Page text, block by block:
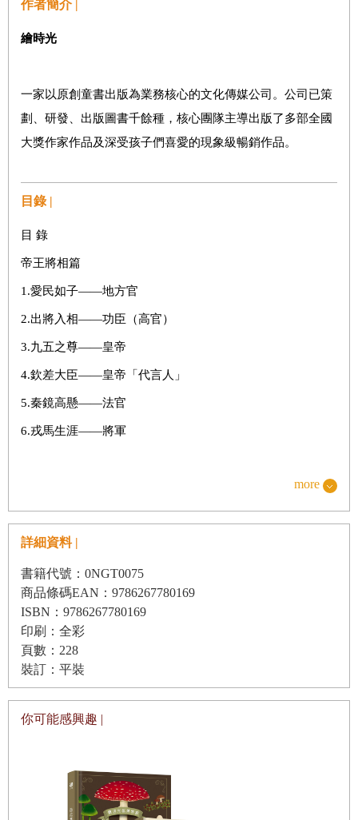
作者簡介 |
繪時光
一家以原創童書出版為業務核心的文化傳媒公司。公司已策
劃、研發、出版圖書千餘種，核心團隊主導出版了多部全國
大獎作家作品及深受孩子們喜愛的現象級暢銷作品。
目錄 |
目 錄
帝王將相篇
1.愛民如子——地方官
2.出將入相——功臣（高官）
3.九五之尊——皇帝
4.欽差大臣——皇帝「代言人」
5.秦鏡高懸——法官
6.戎馬生涯——將軍
7.刀筆之吏——書吏
8.三班六房——吏役
9.驍勇善戰——士兵
10.鷹拿雁捉——捕快
11.足智多謀——軍師
12.百家爭鳴——學者
15.妙手回春——醫生
more
詳細資料 |
書籍代號：0NGT0075
商品條碼EAN：9786267780169
ISBN：9786267780169
印刷：全彩
頁數：228
裝訂：平裝
你可能感興趣 |